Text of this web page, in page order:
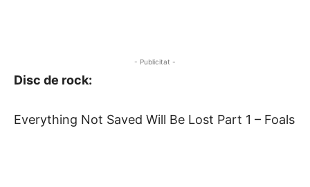
- Publicitat -
Disc de rock:
Everything Not Saved Will Be Lost Part 1 – Foals